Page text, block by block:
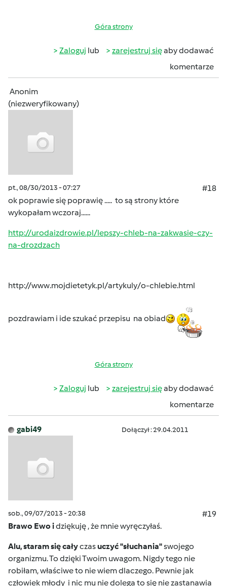
Góra strony
Zaloguj lub zarejestruj sięaby dodawać
komentarze
Anonim
(niezweryfikowany)
pt., 08/30/2013 - 07:27
#18
ok poprawie się poprawię ..... to są strony które
wykopałam wczoraj......
http://urodaizdrowie.pl/lepszy-chleb-na-zakwasie-czy-
na-drozdzach
http://www.mojdietetyk.pl/artykuly/o-chlebie.html
pozdrawiam i ide szukać przepisu na obiad
Góra strony
Zaloguj lub zarejestruj sięaby dodawać
komentarze
gabi49 Dołączył : 29.04.2011
sob., 09/07/2013 - 20:38
#19
Brawo Ewo idziękuję , że mnie wyręczyłaś.
Alu, staram się całyczasuczyć "słuchania"swojego
organizmu. To dzięki Twoim uwagom. Nigdy tego nie
robiłam, właściwe to nie wiem dlaczego. Pewnie jak
człowiek młody i nic mu nie dolega to się nie zastanawia